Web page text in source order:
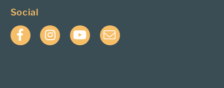
Social
FacebookInstagramYouTubeE-
Mail